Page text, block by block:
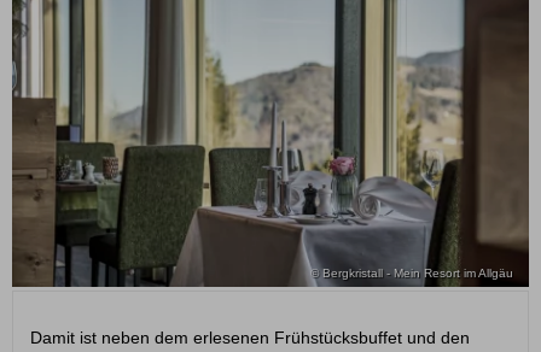
© Bergkristall - Mein Resort im Allgäu
Damit ist neben dem erlesenen Frühstücksbuffet und den